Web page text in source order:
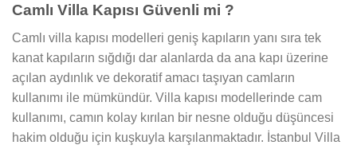
Camlı Villa Kapısı Güvenli mi ?
Camlı villa kapısı modelleri geniş kapıların yanı sıra tek
kanat kapıların sığdığı dar alanlarda da ana kapı üzerine
açılan aydınlık ve dekoratif amacı taşıyan camların
kullanımı ile mümkündür. Villa kapısı modellerinde cam
kullanımı, camın kolay kırılan bir nesne olduğu düşüncesi
hakim olduğu için kuşkuyla karşılanmaktadır. İstanbul Villa